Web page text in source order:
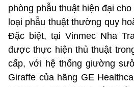
phòng phẫu thuật hiện đại
loại phẫu thuật thường quy
Đặc biệt, tại Vinmec Nha
được thực hiện thủ thuật
cấp, với hệ thống giường
Giraffe của hãng GE